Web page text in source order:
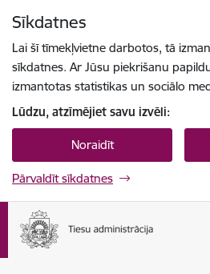
Sīkdatnes
Lai šī tīmekļvietne darbotos, tā
sīkdatnes. Ar Jūsu piekrišanu
izmantotas statistikas un sociālo
Lūdzu, atzīmējiet savu izvēli:
Noraidīt
Pārvaldīt sīkdatnes